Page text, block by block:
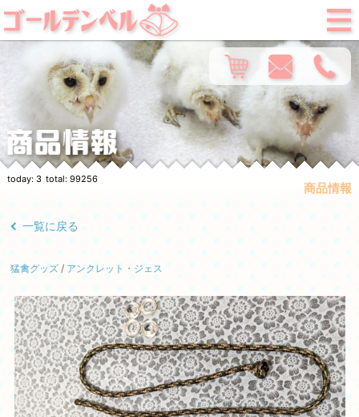
today: 3 total: 99256
商品情報
一覧に戻る
猛禽グッズ / アンクレット・ジェス